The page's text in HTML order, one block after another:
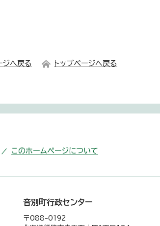
ジへ戻る トップページへ戻る
このホームページについて
音別町行政センター
〒088-0192